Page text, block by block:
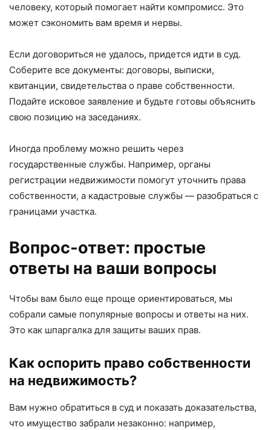
человеку, который помогает найти компромисс. Это
может сэкономить вам время и нервы.
Если договориться не удалось, придется идти в суд.
Соберите все документы: договоры, выписки,
квитанции, свидетельства о праве собственности.
Подайте исковое заявление и будьте готовы объяснить
свою позицию на заседаниях.
Иногда проблему можно решить через
государственные службы. Например, органы
регистрации недвижимости помогут уточнить права
собственности, а кадастровые службы — разобраться с
границами участка.
Вопрос-ответ: простые
ответы на ваши вопросы
Чтобы вам было еще проще ориентироваться, мы
собрали самые популярные вопросы и ответы на них.
Это как шпаргалка для защиты ваших прав.
Как оспорить право собственности
на недвижимость?
Вам нужно обратиться в суд и показать доказательства,
что имущество забрали незаконно: например,